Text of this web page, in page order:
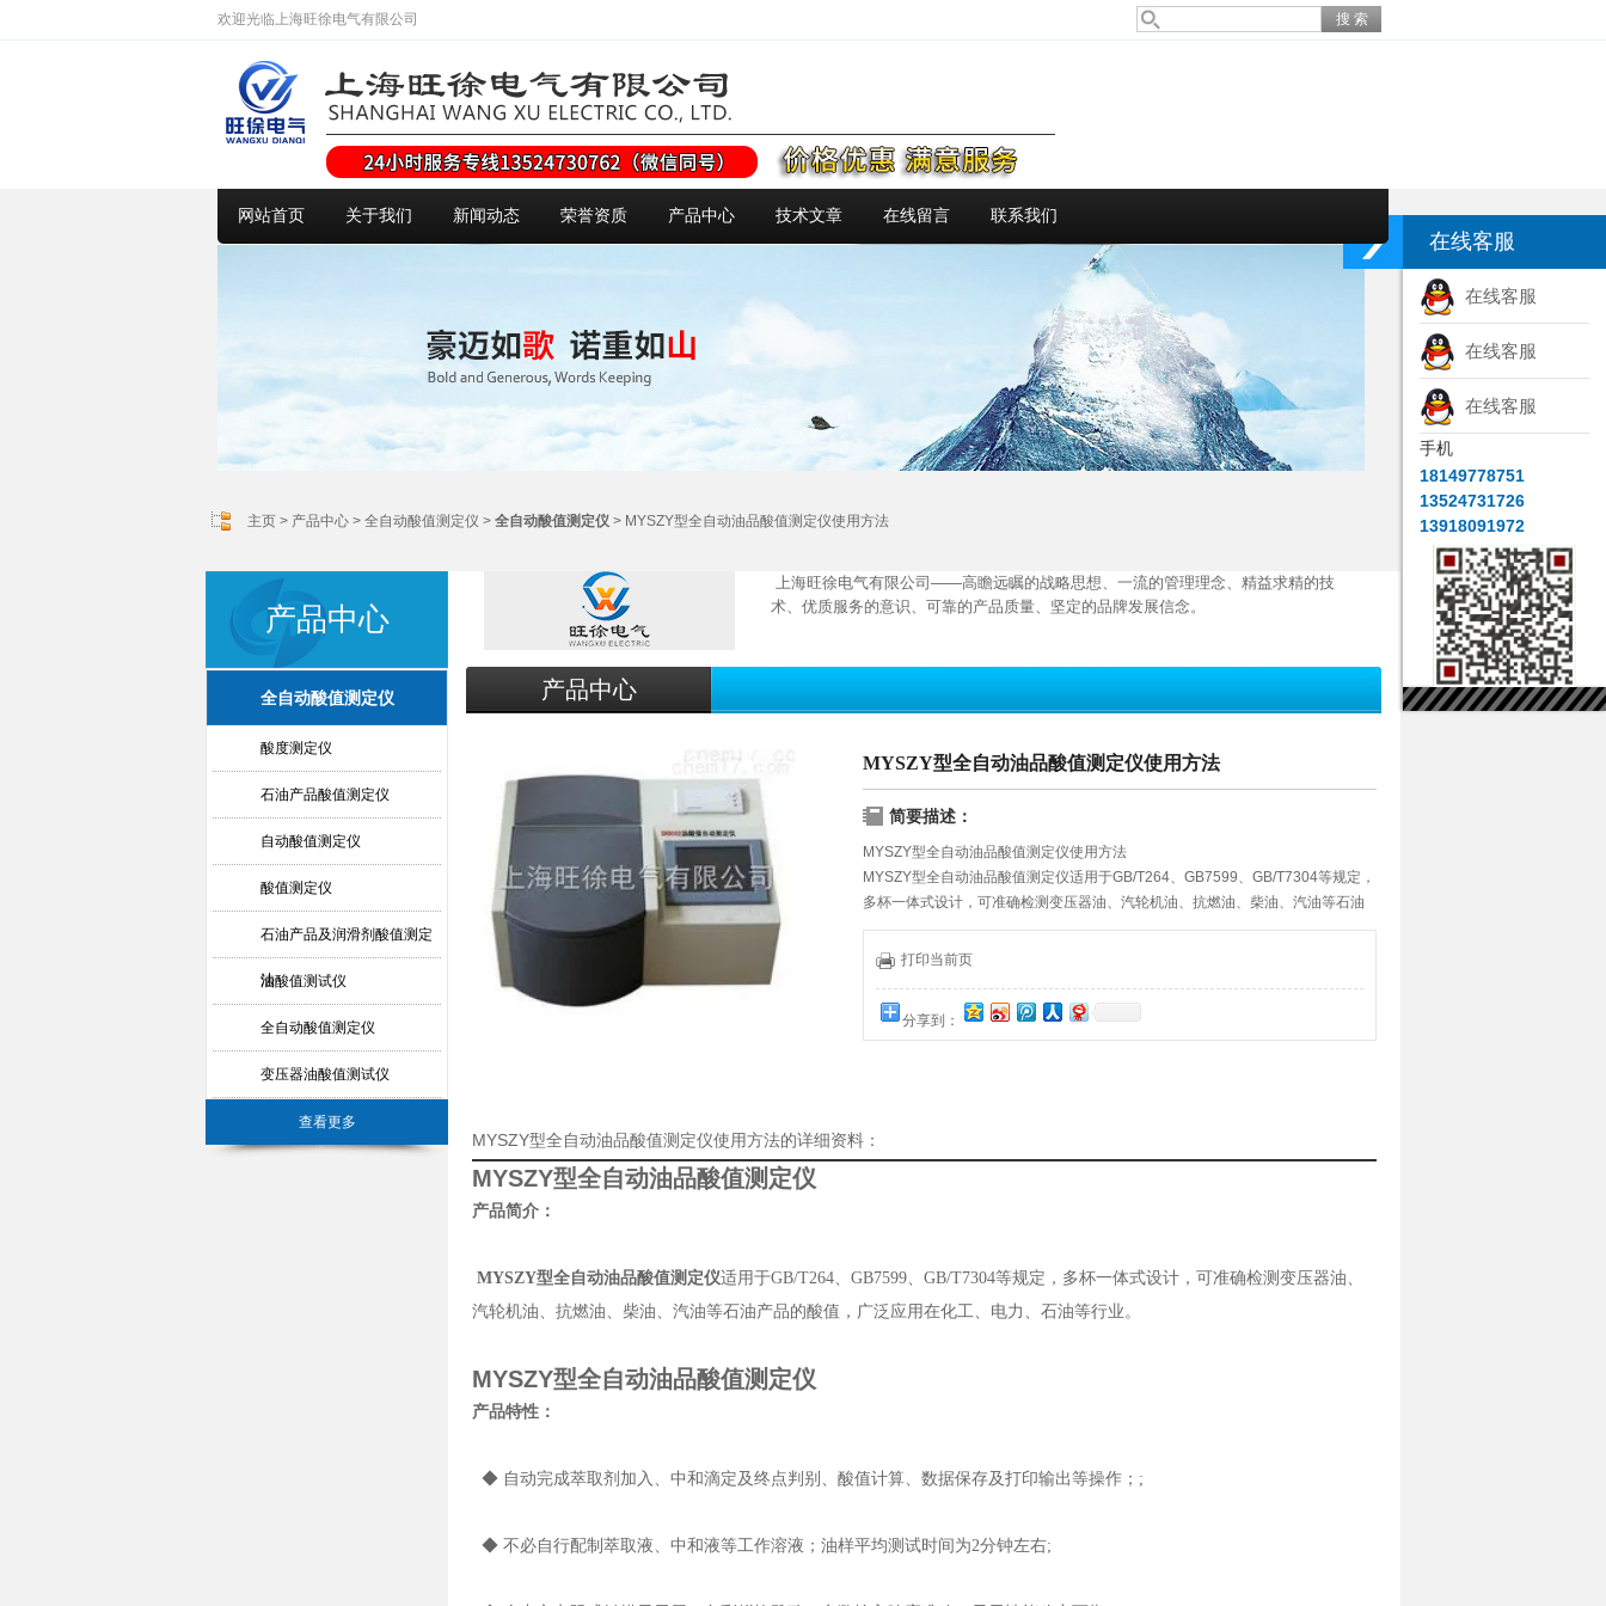
欢迎光临上海旺徐电气有限公司
网站首页 关于我们 新闻动态 荣誉资质 产品中心 技术文章 在线留言 联系我们
主页 > 产品中心 > 全自动酸值测定仪 > 全自动酸值测定仪 > MYSZY型全自动油品酸值测定仪使用方法
产品中心
全自动酸值测定仪
酸度测定仪
石油产品酸值测定仪
自动酸值测定仪
酸值测定仪
石油产品及润滑剂酸值测定
法
油酸值测试仪
全自动酸值测定仪
变压器油酸值测试仪
查看更多
上海旺徐电气有限公司——高瞻远瞩的战略思想、一流的管理理念、精益求精的技
术、优质服务的意识、可靠的产品质量、坚定的品牌发展信念。
产品中心
MYSZY型全自动油品酸值测定仪使用方法
简要描述：
MYSZY型全自动油品酸值测定仪使用方法
MYSZY型全自动油品酸值测定仪适用于GB/T264、GB7599、GB/T7304等规定，
多杯一体式设计，可准确检测变压器油、汽轮机油、抗燃油、柴油、汽油等石油
产品的酸值，广泛应用在化工、电力、石油等行业。
打印当前页
分享到：
MYSZY型全自动油品酸值测定仪使用方法的详细资料：
MYSZY型全自动油品酸值测定仪
产品简介：
MYSZY型全自动油品酸值测定仪适用于GB/T264、GB7599、GB/T7304等规定，多杯一体式设计，可准确检测变压器油、
汽轮机油、抗燃油、柴油、汽油等石油产品的酸值，广泛应用在化工、电力、石油等行业。
MYSZY型全自动油品酸值测定仪
产品特性：
◆ 自动完成萃取剂加入、中和滴定及终点判别、酸值计算、数据保存及打印输出等操作；;
◆ 不必自行配制萃取液、中和液等工作溶液；油样平均测试时间为2分钟左右;
在线客服
在线客服
在线客服
在线客服
手机
18149778751
13524731726
13918091972